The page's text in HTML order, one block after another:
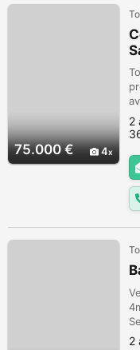
75.000 € 4
è
2
2